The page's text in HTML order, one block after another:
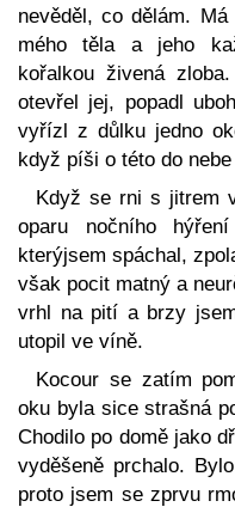
nevěděl, co dělám.
mého těla a jeho
kořalkou živená
otevřel jej, popadl
vyřízl z důlku jedno
když píši o této do
Když se rni s jitrem
oparu nočního
kterýjsem spáchal,
však pocit matný a
vrhl na pití a brzy
utopil ve víně.
Kocour se zatím
oku byla sice strašná
Chodilo po domě jako
vyděšeně prchalo.
proto jsem se zprvu